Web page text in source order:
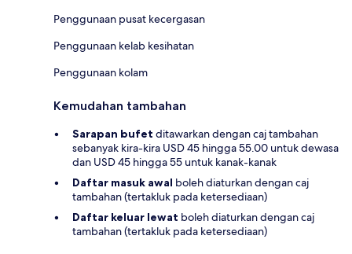
Penggunaan pusat kecergasan
Penggunaan kelab kesihatan
Penggunaan kolam
Kemudahan tambahan
Sarapan bufet ditawarkan dengan caj tambahan
sebanyak kira-kira USD 45 hingga 55.00 untuk dewasa
dan USD 45 hingga 55 untuk kanak-kanak
Daftar masuk awal boleh diaturkan dengan caj
tambahan (tertakluk pada ketersediaan)
Daftar keluar lewat boleh diaturkan dengan caj
tambahan (tertakluk pada ketersediaan)